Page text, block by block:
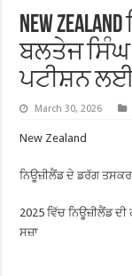
New
ਬਲਤੇਜ ਸਿੰਘ
ਪਟੀਸ਼ਨ
March 30, 2026
New Zealand
ਨਿਊਜ਼ੀਲੈਂਡ ਦੇ ਡਰੱਗ
2025 ਵਿੱਚ ਨਿਊਜ਼ੀਲੈਂਡ
ਸਜ਼ਾ